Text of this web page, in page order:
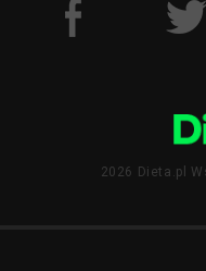
2026 Dieta.pl